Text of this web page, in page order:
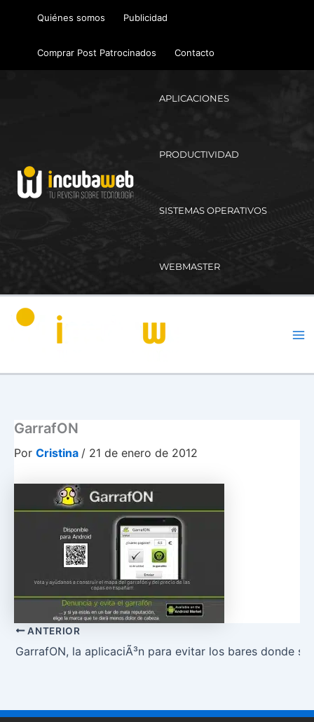
Quiénes somos Publicidad
Comprar Post Patrocinados Contacto
APLICACIONES
PRODUCTIVIDAD
SISTEMAS OPERATIVOS
WEBMASTER
GarrafON
Por Cristina / 21 de enero de 2012
ANTERIOR
GarrafON, la aplicaciÃ³n para evitar los bares donde